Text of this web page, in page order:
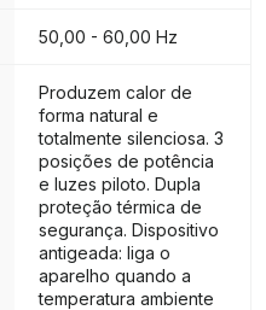
50,00 - 60,00 Hz
Produzem calor de
forma natural e
totalmente silenciosa. 3
posições de potência
e luzes piloto. Dupla
proteção térmica de
segurança. Dispositivo
antigeada: liga o
aparelho quando a
temperatura ambiente